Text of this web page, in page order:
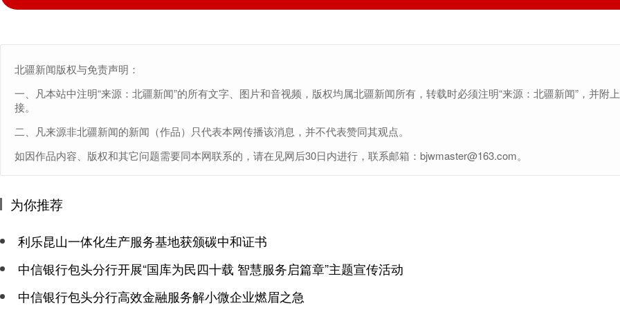
北疆新闻版权与免责声明：
一、凡本站中注明“来源：北疆新闻”的所有文字、图片和音视频，版权均属北疆新闻所有，转载时必须注明“来源：北疆新闻”，并附
接。
二、凡来源非北疆新闻的新闻（作品）只代表本网传播该消息，并不代表赞同其观点。
如因作品内容、版权和其它问题需要同本网联系的，请在见网后30日内进行，联系邮箱：bjwmaster@163.com。
为你推荐
利乐昆山一体化生产服务基地获颁碳中和证书
中信银行包头分行开展“国库为民四十载 智慧服务启篇章”主题宣传活动
中信银行包头分行高效金融服务解小微企业燃眉之急